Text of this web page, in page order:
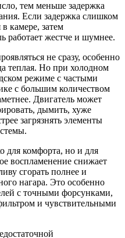
тем меньше задержка
Если задержка слишком
камере, затем
работает жестче и шумнее.
не сразу, особенно
теплая. Но при холодном
режиме с частыми
с большим количеством
Двигатель может
дымить, хуже
загрязнять элементы
для комфорта, но и для
воспламенение снижает
сгорать полнее и
нагара. Это особенно
с точными форсунками,
и чувствительными